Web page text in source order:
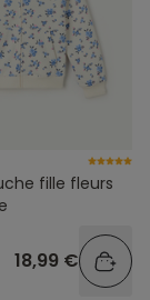
fille fleurs
18,99 €